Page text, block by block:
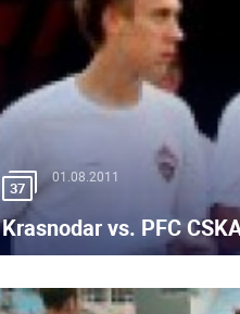
37
01.08.2011
Krasnodar vs. PFC